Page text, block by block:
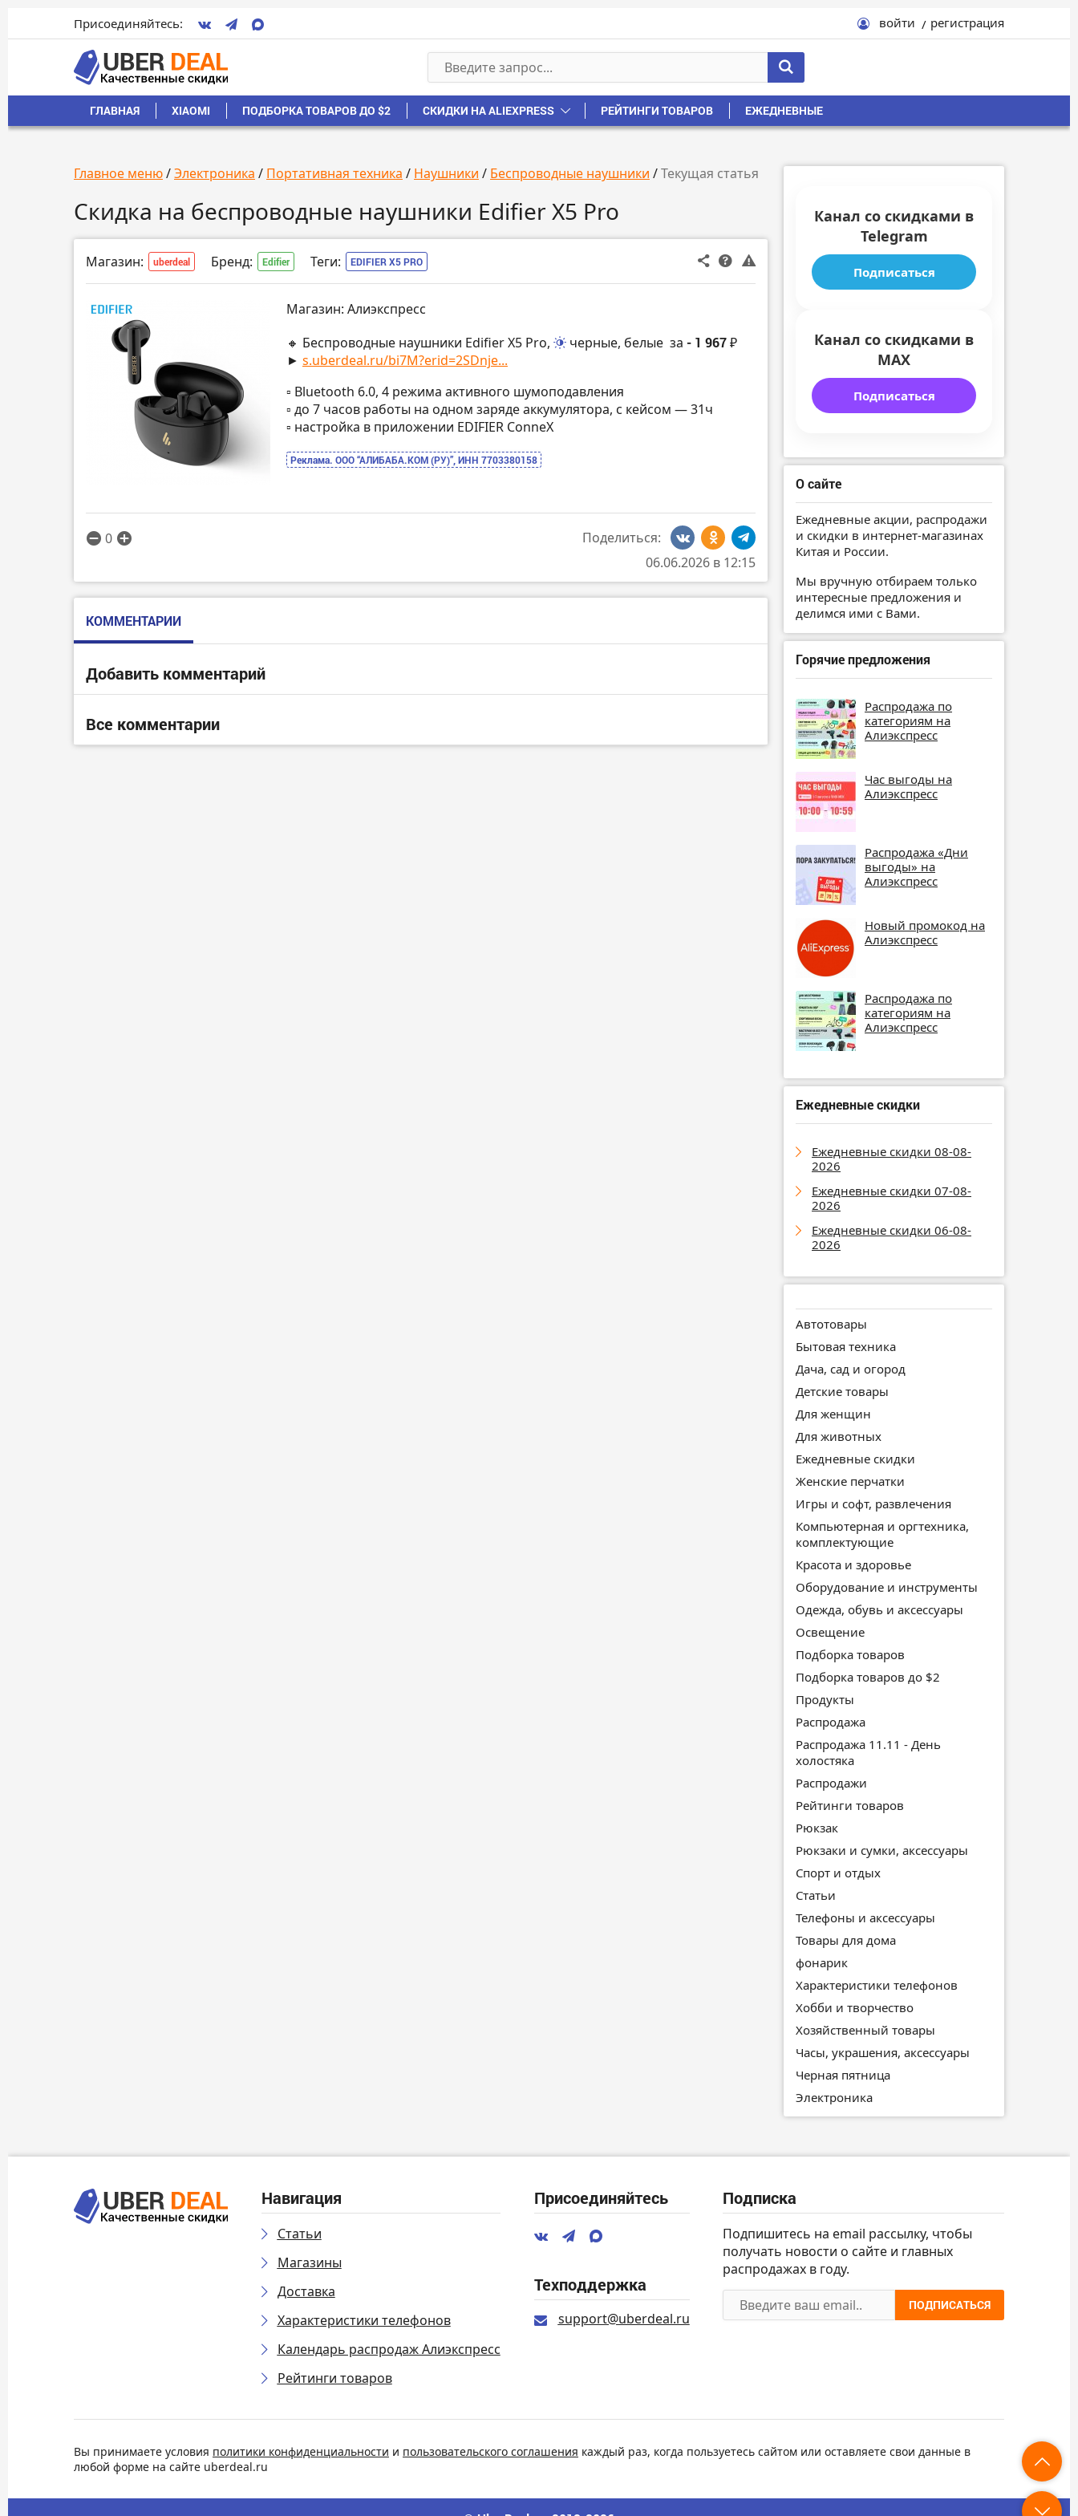
Присоединяйтесь: войти регистрация
ГЛАВНАЯ XIAOMI ПОДБОРКА ТОВАРОВ ДО $2 СКИДКИ НА ALIEXPRESS РЕЙТИНГИ ТОВАРОВ ЕЖЕДНЕВНЫЕ
Главное меню/Электроника / Портативная техника / Наушники / Беспроводные наушники /Текущая статья
Скидка на беспроводные наушники Edifier X5 Pro
Магазин: uberdeal Бренд: Edifier Теги: EDIFIER X5 PRO
Магазин: Алиэкспресс
🔸 Беспроводные наушники Edifier X5 Pro,
черные, белые за - 1 967 ₽
► s.uberdeal.ru/bi7M?erid=2SDnje...
▫️ Bluetooth 6.0, 4 режима активного шумоподавления
▫️ до 7 часов работы на одном заряде аккумулятора, с кейсом — 31ч
▫️ настройка в приложении EDIFIER ConneX
Реклама. ООО “АЛИБАБА.КОМ (РУ)”, ИНН 7703380158
0
Поделиться:
06.06.2026 в 12:15
КОММЕНТАРИИ
Добавить комментарий
Все комментарии
Канал со скидками в
Telegram
Подписаться
Канал со скидками в
MAX
Подписаться
О сайте
Ежедневные акции, распродажи
и скидки в интернет-магазинах
Китая и России.
Мы вручную отбираем только
интересные предложения и
делимся ими с Вами.
Горячие предложения
Распродажа по
категориям на
Алиэкспресс
Час выгоды на
Алиэкспресс
Распродажа «Дни
выгоды» на
Алиэкспресс
Новый промокод на
Алиэкспресс
Распродажа по
категориям на
Алиэкспресс
Ежедневные скидки
Ежедневные скидки 08-08-
2026
Ежедневные скидки 07-08-
2026
Ежедневные скидки 06-08-
2026
Автотовары
Бытовая техника
Дача, сад и огород
Детские товары
Для женщин
Для животных
Ежедневные скидки
Женские перчатки
Игры и софт, развлечения
Компьютерная и оргтехника,
комплектующие
Красота и здоровье
Оборудование и инструменты
Одежда, обувь и аксессуары
Освещение
Подборка товаров
Подборка товаров до $2
Продукты
Распродажа
Распродажа 11.11 - День
холостяка
Распродажи
Рейтинги товаров
Рюкзак
Рюкзаки и сумки, аксессуары
Спорт и отдых
Статьи
Телефоны и аксессуары
Товары для дома
фонарик
Характеристики телефонов
Хобби и творчество
Хозяйственный товары
Часы, украшения, аксессуары
Черная пятница
Электроника
Навигация
Статьи
Магазины
Доставка
Характеристики телефонов
Календарь распродаж Алиэкспресс
Рейтинги товаров
Присоединяйтесь
Техподдержка
support@uberdeal.ru
Подписка
Подпишитесь на email рассылку, чтобы
получать новости о сайте и главных
распродажах в году.
ПОДПИСАТЬСЯ
Вы принимаете условия политики конфиденциальности и пользовательского соглашения каждый раз, когда пользуетесь сайтом или оставляете свои данные в
любой форме на сайте uberdeal.ru